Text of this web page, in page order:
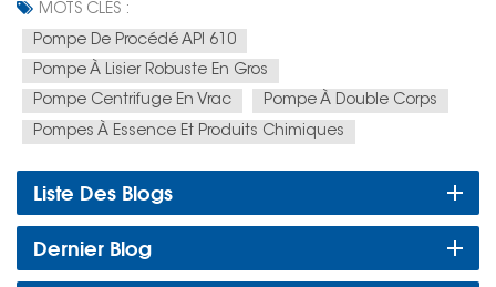
MOTS CLÉS :
Pompe De Procédé API 610
Pompe À Lisier Robuste En Gros
Pompe Centrifuge En Vrac
Pompe À Double Corps
Pompes À Essence Et Produits Chimiques
Liste Des Blogs
Dernier Blog